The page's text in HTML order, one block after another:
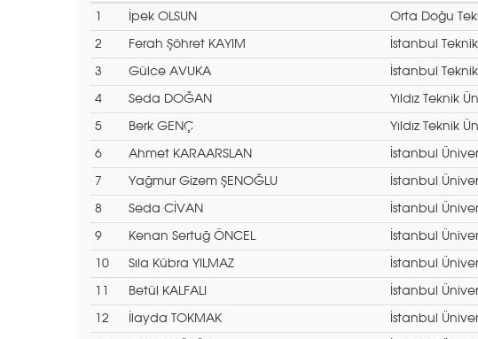
İpek OLSUN Orta Doğu
2 Ferah Şöhret KAYIM İstanbul
3 Gülce AVUKA İstanbul
4 Seda DOĞAN Yıldız Teknik
5 Berk GENÇ Yıldız Teknik
6 Ahmet KARAARSLAN İstanbul
7 Yağmur Gizem ŞENOĞLU İstanbul
8 Seda CİVAN İstanbul
9 Kenan Sertuğ ÖNCEL İstanbul
10 Sıla Kübra YILMAZ İstanbul
Betül KALFALI İstanbul
12 İlayda TOKMAK İstanbul